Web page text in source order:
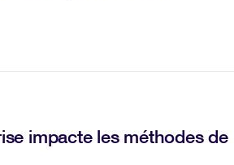
impacte les méthodes de